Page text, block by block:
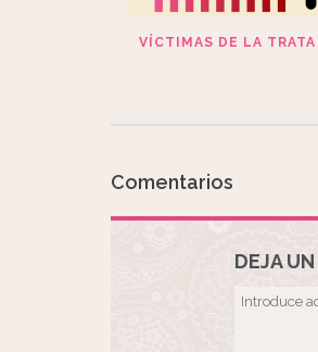
Comentarios
DEJA